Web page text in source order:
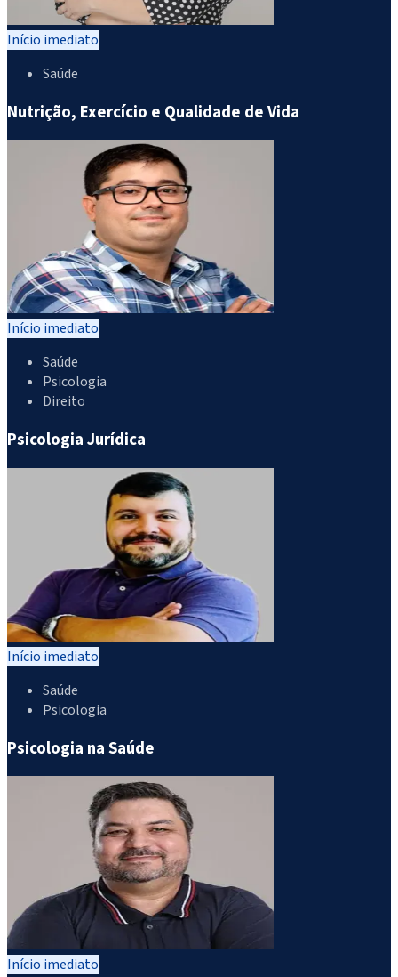
Início imediato
Saúde
Nutrição, Exercício e Qualidade de Vida
Início imediato
Saúde
Psicologia
Direito
Psicologia Jurídica
Início imediato
Saúde
Psicologia
Psicologia na Saúde
Início imediato